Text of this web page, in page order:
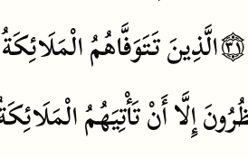
۝٣١الَّذِينَتَتَوَفَّاهُمُالْمَلَائِكَةُ
إِلَّاأَنْتَأْتِيَهُمُ